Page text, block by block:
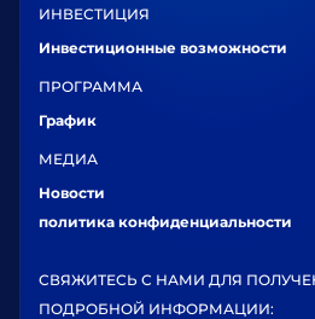
ИНВЕСТИЦИЯ
Инвестиционные возможности
ПРОГРАММА
График
МЕДИА
Новости
политика конфиденциальности
СВЯЖИТЕСЬ С НАМИ ДЛЯ
ПОДРОБНОЙ ИНФОРМАЦИИ: